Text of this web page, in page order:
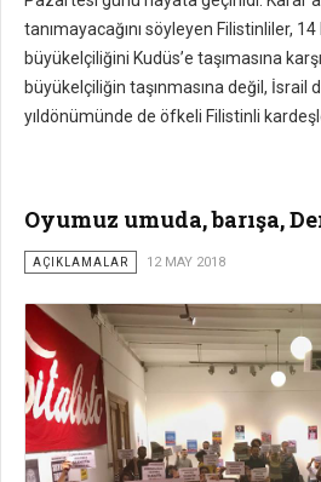
tanımayacağını söyleyen Filistinliler, 14
büyükelçiliğini Kudüs’e taşımasına
büyükelçiliğin taşınmasına değil, İsrail
yıldönümünde de öfkeli Filistinli
Oyumuz umuda, barışa,
AÇIKLAMALAR 12 MAY 2018